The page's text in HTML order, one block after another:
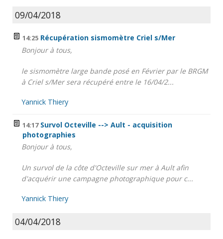
09/04/2018
14:25 Récupération sismomètre Criel s/Mer
Bonjour à tous,
le sismomètre large bande posé en Février par le BRGM
à Criel s/Mer sera récupéré entre le 16/04/2...
Yannick Thiery
14:17 Survol Octeville --> Ault - acquisition
photographies
Bonjour à tous,
Un survol de la côte d'Octeville sur mer à Ault afin
d'acquérir une campagne photographique pour c...
Yannick Thiery
04/04/2018